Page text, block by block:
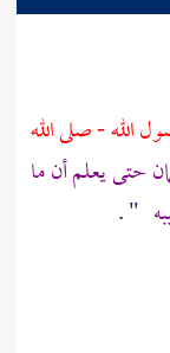
الله - صلى الله
حتى يعلم أن ما
" .